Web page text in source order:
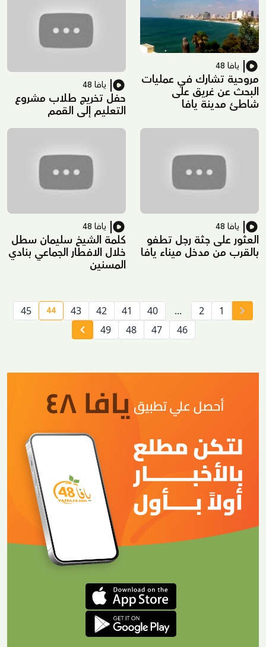
يافا 48
مروحية تشارك في عمليات
البحث عن غريق على
شاطئ مدينة يافا
يافا 48
حفل تخريج طلاب مشروع
التعليم إلى القمم
يافا 48
العثور على جثة رجل تطفو
بالقرب من مدخل ميناء يافا
يافا 48
كلمة الشيخ سليمان سطل
خلال الافطار الجماعي بنادي
المسنين
1
2
...
40
41
42
43
number44
45
46
47
48
49